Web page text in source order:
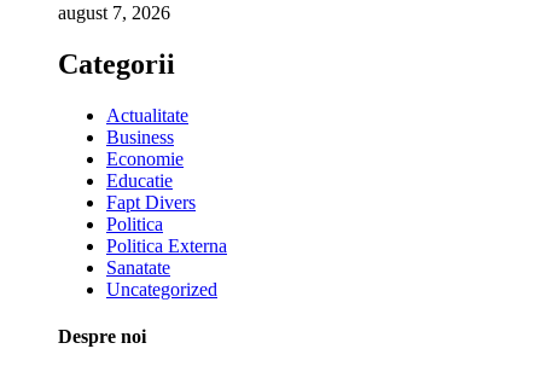
august 7, 2026
Categorii
Actualitate
Business
Economie
Educatie
Fapt Divers
Politica
Politica Externa
Sanatate
Uncategorized
Despre noi